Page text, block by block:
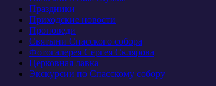
Праздники
Приходские новости
Проповеди
Святыни Спасского собора
Фотогалерея Сергея Склярова
Церковная лавка
Экскурсии по Спасскому собору